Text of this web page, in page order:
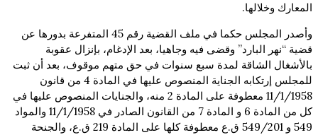
المعارك وخلالها.
وأصدر المجلس حكما في ملف القضية رقم 45 المتفرعة بدورها عن
قضية “نهر البارد” وقضى فيه وجاهيا، بعد الإدغام، بإنزال عقوبة
بالأشغال الشاقة لمدة سبع سنوات في حق متهم موقوف، بعد أن ثبت
للمجلس إرتكابه الجناية المنصوص عليها في المادة 4 من قانون
11/1/1958 معطوفة على المادة 2 منه، والجنايات المنصوص عليها في
كل من المادة 6 و المادة 7 من القانون الصادر في 11/1/1958 والمواد
549 و 549/201 ق.ع معطوفة كلها على المادة 219 ق.ع، والجنحة